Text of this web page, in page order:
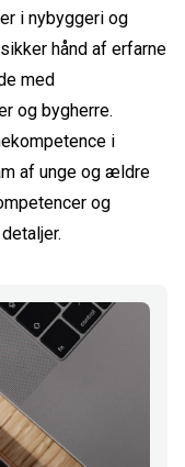
i nybyggeri og
hånd af erfarne
med
og bygherre.
i
af unge og ældre
og